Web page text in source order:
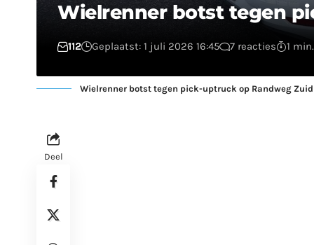
Wielrenner botst tegen
112 Geplaatst: 1 juli 2026 16:45 7 reacties 1
Wielrenner botst tegen pick-uptruck op Randweg
Deel